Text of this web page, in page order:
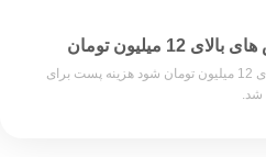
میلیون تومان
چنان چه جمع صورت حساب شما بالای 12 میلیون تومان شود هزینه پست برای
شد.